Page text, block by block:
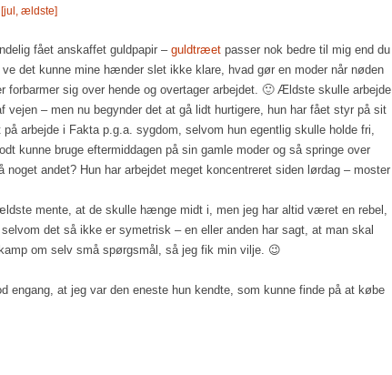
[jul ældste]
fået anskaffet guldpapir – guldtræet passer nok bedre til mig end du
det kunne mine hænder slet ikke klare, hvad gør en moder når nøden
sig over hende og overtager arbejdet. 🙂 Ældste skulle arbejde
– men nu begynder det at gå lidt hurtigere, hun har fået styr på sit
arbejde i Fakta p.g.a. sygdom, selvom hun egentlig skulle holde fri,
kunne bruge eftermiddagen på sin gamle moder og så springe over
andet? Hun har arbejdet meget koncentreret siden lørdag – moster
mente, at de skulle hænge midt i, men jeg har altid været en rebel,
det så ikke er symetrisk – en eller anden har sagt, at man skal
om selv små spørgsmål, så jeg fik min vilje. 😉
engang, at jeg var den eneste hun kendte, som kunne finde på at købe